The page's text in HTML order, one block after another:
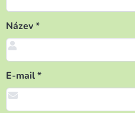
Název*
E-mail*